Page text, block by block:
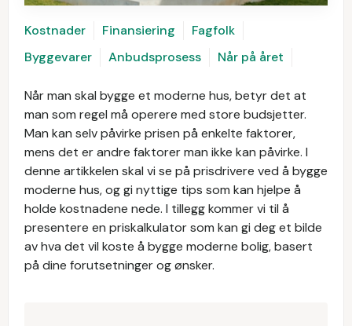
Kostnader Finansiering
Fagfolk
Byggevarer
Anbudsprosess Når på året
Når man skal bygge et moderne hus, betyr det at
man som regel må operere med store budsjetter.
Man kan selv påvirke prisen på enkelte faktorer,
mens det er andre faktorer man ikke kan påvirke. I
denne artikkelen skal vi se på prisdrivere ved å bygge
moderne hus, og gi nyttige tips som kan hjelpe å
holde kostnadene nede. I tillegg kommer vi til å
presentere en priskalkulator som kan gi deg et bilde
av hva det vil koste å bygge moderne bolig, basert
på dine forutsetninger og ønsker.